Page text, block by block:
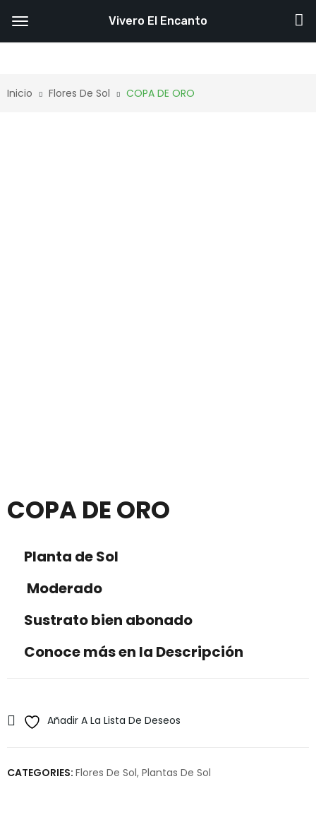
Inicio Flores De Sol COPA DE ORO
COPA DE ORO
Planta de Sol
Moderado
Sustrato bien abonado
Conoce más en la Descripción
Añadir A La Lista De Deseos
CATEGORIES: Flores De Sol, Plantas De Sol
Vivero El Encanto